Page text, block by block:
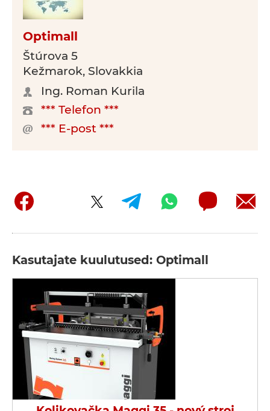
Optimall
Štúrova 5
Kežmarok, Slovakkia
Ing. Roman Kurila
*** Telefon ***
*** E-post ***
Kasutajate kuulutused: Optimall